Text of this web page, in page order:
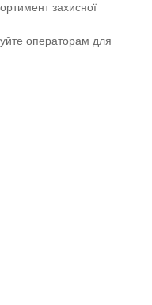
захисної
операторам для